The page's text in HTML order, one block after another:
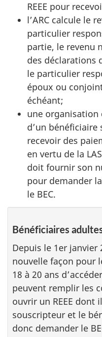
REEE pour
l’ARC calcule le
particulier
partie, le revenu
des déclarations
le particulier
époux ou
échéant;
une organisation
d’un bénéficiaire
recevoir des
en vertu de la
doit fournir son
pour demander
le BEC.
Bénéficiaires
Depuis le 1er janvier
nouvelle façon pour
18 à 20 ans
peuvent remplir les
ouvrir un REEE dont
souscripteur et le
donc demander le